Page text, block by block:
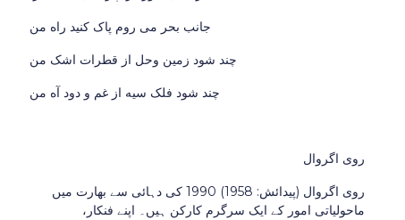
جانب بحر می روم پاک کنید راه من
چند شود زمین وحل از قطرات اشک من
چند شود فلک سیه از غم و دود آه من
روی اگروال
روی اگروال (پیدائش: 1958) 1990 کی دہائی سے بھارت میں
ماحولیاتی امور کے ایک سرگرم کارکن ہیں۔ اپنے فنکار،